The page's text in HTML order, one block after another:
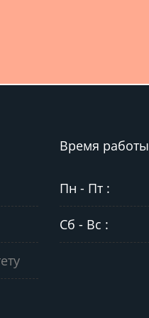
Время работы
Пн - Пт :
Сб - Вс :